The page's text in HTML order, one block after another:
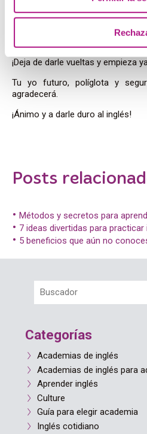
culturalmente. Conocerás
una vasta cantidad de
¡Deja de darle vueltas y empieza
Tu yo futuro, políglota y
agradecerá.
¡Ánimo y a darle duro al inglés!
Posts
Métodos y secretos para
7 ideas divertidas para
5 beneficios que aún no
Categorías
Academias de inglés
Academias de inglés para
Aprender inglés
Culture
Guía para elegir academia
Inglés cotidiano